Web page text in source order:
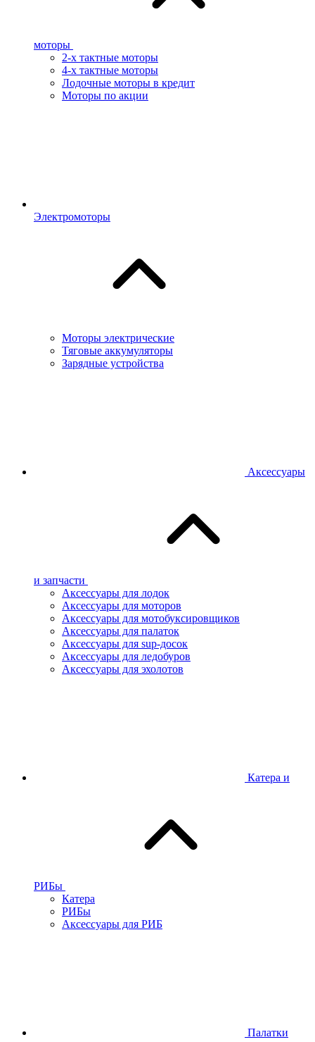
моторы
2-х тактные моторы
4-х тактные моторы
Лодочные моторы в кредит
Моторы по акции
Электромоторы
Моторы электрические
Тяговые аккумуляторы
Зарядные устройства
Аксессуары
и запчасти
Аксессуары для лодок
Аксессуары для моторов
Аксессуары для мотобуксировщиков
Аксессуары для палаток
Аксессуары для sup-досок
Аксессуары для ледобуров
Аксессуары для эхолотов
Катера и
РИБы
Катера
РИБы
Аксессуары для РИБ
Палатки